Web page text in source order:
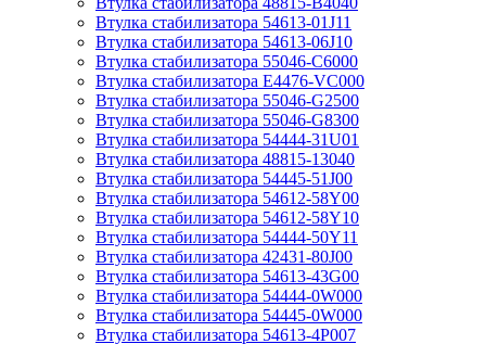
Втулка стабилизатора 54613-01J11
Втулка стабилизатора 54613-06J10
Втулка стабилизатора 55046-C6000
Втулка стабилизатора E4476-VC000
Втулка стабилизатора 55046-G2500
Втулка стабилизатора 55046-G8300
Втулка стабилизатора 54444-31U01
Втулка стабилизатора 48815-13040
Втулка стабилизатора 54445-51J00
Втулка стабилизатора 54612-58Y00
Втулка стабилизатора 54612-58Y10
Втулка стабилизатора 54444-50Y11
Втулка стабилизатора 42431-80J00
Втулка стабилизатора 54613-43G00
Втулка стабилизатора 54444-0W000
Втулка стабилизатора 54445-0W000
Втулка стабилизатора 54613-4P007